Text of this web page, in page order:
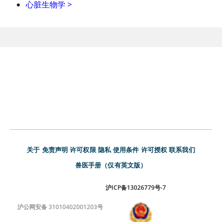
心脏生物学 >
关于 免责声明 许可权限 隐私 使用条件 许可授权 联系我们
兽医手册（仅有英文版）
沪ICP备13026779号-7
沪公网安备 31010402001203号